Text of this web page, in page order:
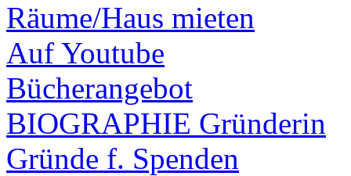
Räume/Haus mieten
Auf Youtube
Bücherangebot
BIOGRAPHIE Gründerin
Gründe f. Spenden